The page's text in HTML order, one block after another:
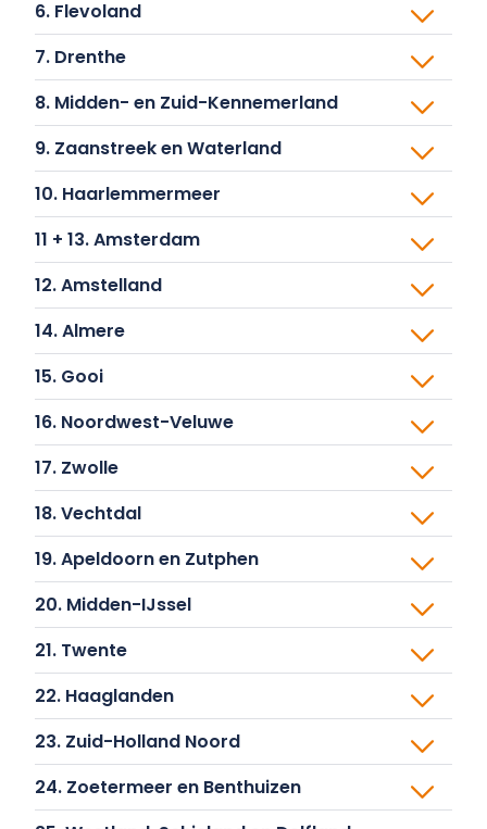
7. Drenthe
8. Midden- en Zuid-Kennemerland
9. Zaanstreek en Waterland
10. Haarlemmermeer
11 + 13. Amsterdam
12. Amstelland
14. Almere
15. Gooi
16. Noordwest-Veluwe
17. Zwolle
18. Vechtdal
19. Apeldoorn en Zutphen
20. Midden-IJssel
21. Twente
22. Haaglanden
23. Zuid-Holland Noord
24. Zoetermeer en Benthuizen
25. Westland, Schieland en Delfland